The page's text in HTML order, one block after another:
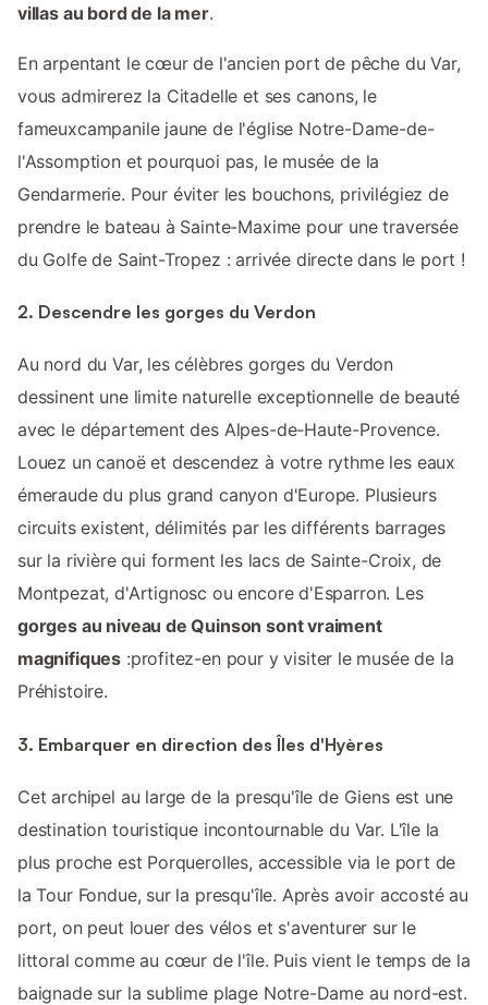
villas au bord de la mer.
En arpentant le cœur de l'ancien port de pêche du Var,
vous admirerez la Citadelle et ses canons, le
fameuxcampanile jaune de l'église Notre-Dame-de-
l'Assomption et pourquoi pas, le musée de la
Gendarmerie. Pour éviter les bouchons, privilégiez de
prendre le bateau à Sainte-Maxime pour une traversée
du Golfe de Saint-Tropez : arrivée directe dans le port !
2. Descendre les gorges du Verdon
Au nord du Var, les célèbres gorges du Verdon
dessinent une limite naturelle exceptionnelle de beauté
avec le département des Alpes-de-Haute-Provence.
Louez un canoë et descendez à votre rythme les eaux
émeraude du plus grand canyon d'Europe. Plusieurs
circuits existent, délimités par les différents barrages
sur la rivière qui forment les lacs de Sainte-Croix, de
Montpezat, d'Artignosc ou encore d'Esparron. Les
gorges au niveau de Quinson sont vraiment
magnifiques :profitez-en pour y visiter le musée de la
Préhistoire.
3. Embarquer en direction des Îles d'Hyères
Cet archipel au large de la presqu'île de Giens est une
destination touristique incontournable du Var. L'île la
plus proche est Porquerolles, accessible via le port de
la Tour Fondue, sur la presqu'île. Après avoir accosté au
port, on peut louer des vélos et s'aventurer sur le
littoral comme au cœur de l'île. Puis vient le temps de la
baignade sur la sublime plage Notre-Dame au nord-est.